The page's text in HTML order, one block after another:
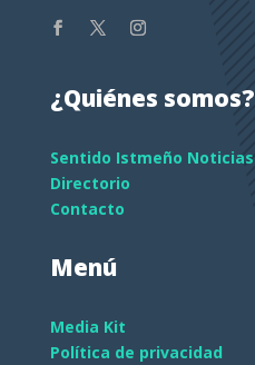
¿Quiénes somos?
Sentido Istmeño Noticias
Directorio
Contacto
Menú
Media Kit
Política de privacidad